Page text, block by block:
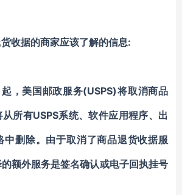
收据的商家应该了解的信息:
，美国邮政服务(USPS)将取消商品
所有USPS系统、软件应用程序、出
中删除。由于取消了商品退货收据服
额外服务是签名确认或电子回执挂号